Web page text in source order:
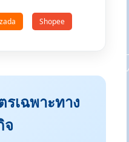
Shopee
เฉพาะทาง
จ